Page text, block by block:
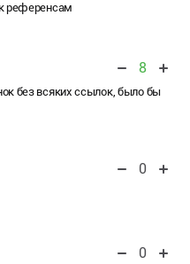
референсам
8
без всяких ссылок, было бы
0
0